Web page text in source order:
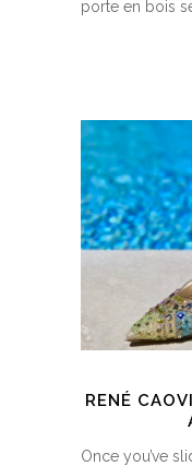
porte en bois
RENÉ
Once you’ve